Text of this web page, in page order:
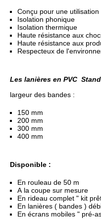
Conçu pour une
Isolation phonique
Isolation thermique
Haute résistance aux
Haute résistance aux
Respecteux de
Les lanières en PVC
largeur des bandes :
150 mm
200 mm
300 mm
400 mm
Disponible :
En rouleau de 50 m
A la coupe sur mesure
En rideau complet " kit
En lanières ( bandes )
En écrans mobiles " pré-